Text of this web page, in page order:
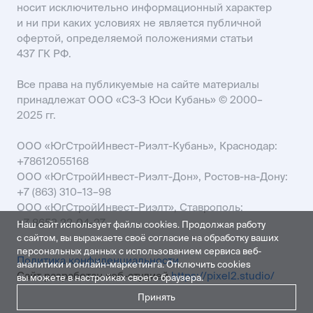
носит исключительно информационный характер
и ни при каких условиях не является публичной
офертой, определяемой положениями статьи
437 ГК РФ.
Все права на публикуемые на сайте материалы
принадлежат ООО «СЗ-3 Юси Кубань» © 2000–
2025 гг.
ООО «ЮгСтройИнвест-Риэлт-Кубань», Краснодар:
+78612055168
ООО «ЮгСтройИнвест-Риэлт-Дон», Ростов-на-Дону:
+7 (863) 310–13–98
ООО «ЮгСтройИнвест-Риэлт», Ставрополь:
+7 8652 22-04-27
Политика конфиденциальности
Сайт разработан веб-студиейhttps://pixel2.studio/
Наш сайт использует файлы cookies. Продолжая работу
с сайтом, вы выражаете своё согласие на обработку ваших
персональных данных с использованием сервиса веб-
аналитики и онлайн-маркетинга. Отключить cookies
вы можете в настройках своего браузера.
Принять